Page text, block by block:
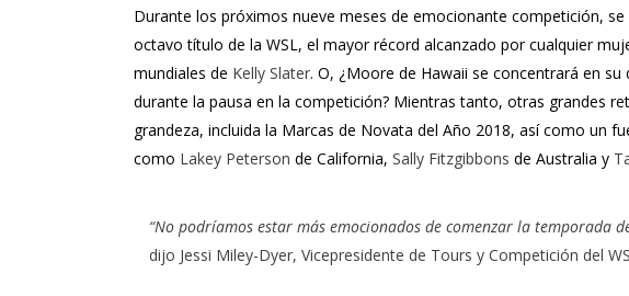
Durante los próximos nueve meses de emocionante competición,
octavo título de la WSL, el mayor récord alcanzado por cualquier
mundiales de Kelly Slater. O, ¿Moore de Hawaii se concentrará en
durante la pausa en la competición? Mientras tanto, otras grandes
grandeza, incluida la Marcas de Novata del Año 2018, así como un
como Lakey Peterson de California, Sally Fitzgibbons de Australia y
“No podríamos estar más emocionados de comenzar la temporada
dijo Jessi Miley-Dyer, Vicepresidente de Tours y Competición del